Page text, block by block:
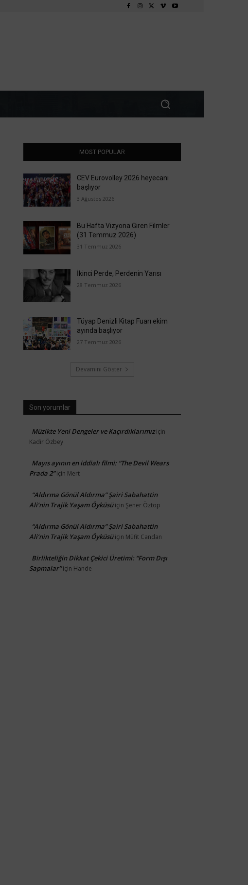
MOST POPULAR
CEV Eurovolley 2026 heyecanı
başlıyor
3 Ağustos 2026
Bu Hafta Vizyona Giren Filmler
(31 Temmuz 2026)
31 Temmuz 2026
İkinci Perde, Perdenin Yarısı
28 Temmuz 2026
Tüyap Denizli Kitap Fuarı ekim
ayında başlıyor
27 Temmuz 2026
Devamını Göster
Son yorumlar
Müzikte Yeni Dengeler ve Kaçırdıklarımıziçin
Kadir Özbey
Mayıs ayının en iddialı filmi: “The Devil Wears
Prada 2”için Mert
“Aldırma Gönül Aldırma” Şairi Sabahattin
Ali’nin Trajik Yaşam Öyküsüiçin Şener Öztop
“Aldırma Gönül Aldırma” Şairi Sabahattin
Ali’nin Trajik Yaşam Öyküsüiçin Müfit Candan
Birlikteliğin Dikkat Çekici Üretimi: “Form Dışı
Sapmalar”için Hande